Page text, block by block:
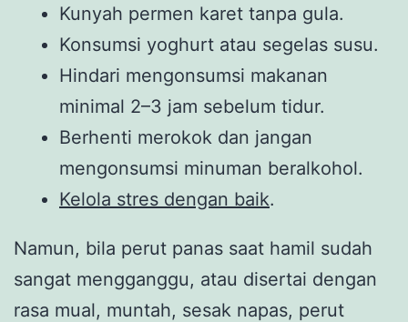
Kunyah permen karet tanpa gula.
Konsumsi yoghurt atau segelas susu.
Hindari mengonsumsi makanan
minimal 2–3 jam sebelum tidur.
Berhenti merokok dan jangan
mengonsumsi minuman beralkohol.
Kelola stres dengan baik.
Namun, bila perut panas saat hamil sudah
sangat mengganggu, atau disertai dengan
rasa mual, muntah, sesak napas, perut